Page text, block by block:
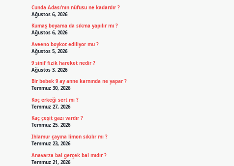
Cunda Adası’nın nüfusu ne kadardır ?
Ağustos 6, 2026
Kumaş boyama da sıkma yapılır mı ?
Ağustos 6, 2026
Aveeno boykot ediliyor mu ?
Ağustos 5, 2026
9 sinif fizik hareket nedir ?
Ağustos 3, 2026
Bir bebek 9 ay anne karnında ne yapar ?
Temmuz 30, 2026
Koç erkeği sert mi ?
Temmuz 27, 2026
Kaç çeşit gazı vardır ?
Temmuz 25, 2026
Ihlamur çayına limon sıkılır mı ?
Temmuz 23, 2026
Anavarza bal gerçek bal mıdır ?
Temmuz 21, 2026